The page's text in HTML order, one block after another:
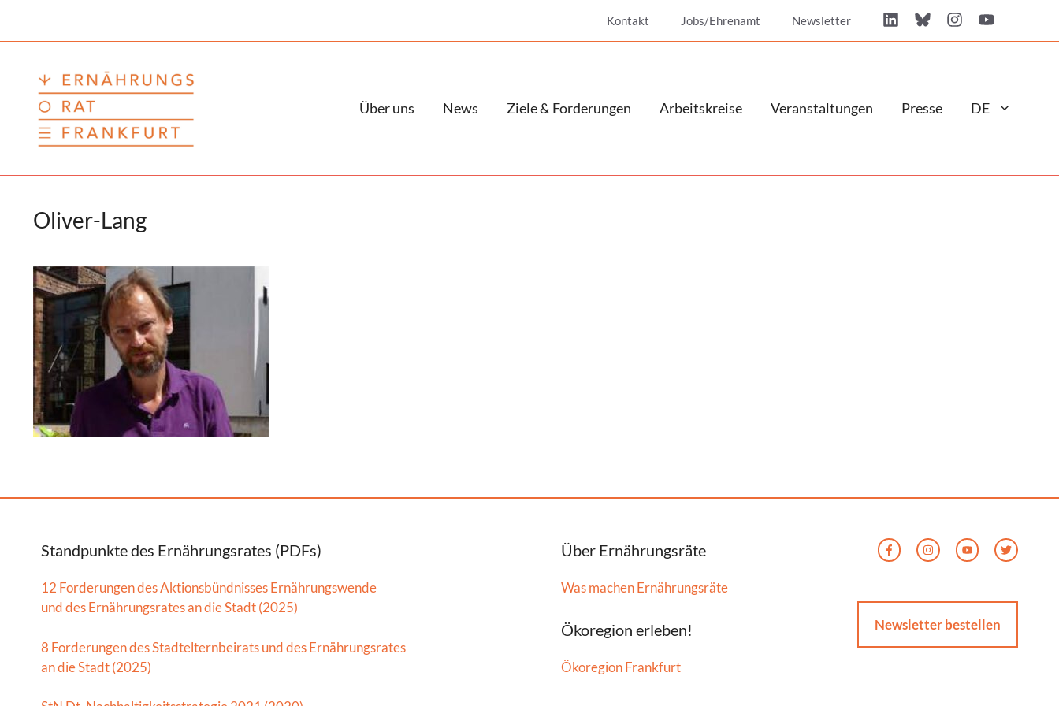
Kontakt Jobs/Ehrenamt Newsletter
Über uns News Ziele & Forderungen Arbeitskreise Veranstaltungen Presse DE
Oliver-Lang
Standpunkte des Ernährungsrates (PDFs)
12 Forderungen des Aktionsbündnisses Ernährungswende
und des Ernährungsrates an die Stadt (2025)
8 Forderungen des Stadtelternbeirats und des Ernährungsrates
an die Stadt (2025)
Über Ernährungsräte
Was machen Ernährungsräte
Ökoregion erleben!
Ökoregion Frankfurt
Newsletter bestellen